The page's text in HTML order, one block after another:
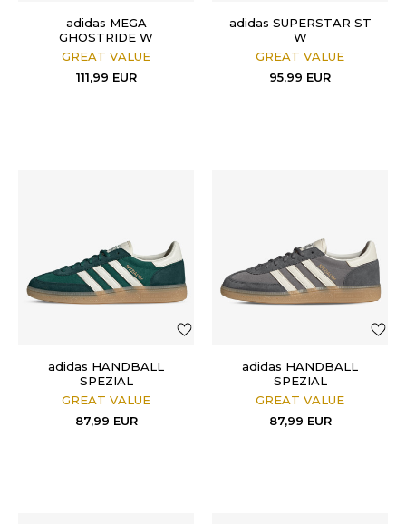
adidas MEGA
GHOSTRIDE W
GREAT VALUE
111,99 EUR
adidas SUPERSTAR ST
W
GREAT VALUE
95,99 EUR
adidas HANDBALL
SPEZIAL
GREAT VALUE
87,99 EUR
adidas HANDBALL
SPEZIAL
GREAT VALUE
87,99 EUR